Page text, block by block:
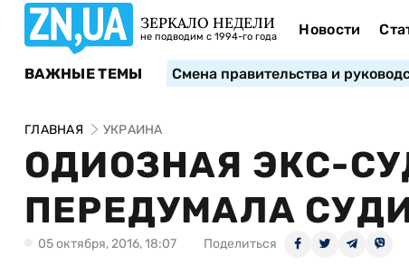
ЗЕРКАЛО НЕДЕЛИ
не подводим с 1994-го года Новости
ВАЖНЫЕ ТЕМЫ Смена правительства и
ГЛАВНАЯ УКРАИНА
ОДИОЗНАЯ ЭКС-
ПЕРЕДУМАЛА
05 октября, 2016, 18:07 Поделиться